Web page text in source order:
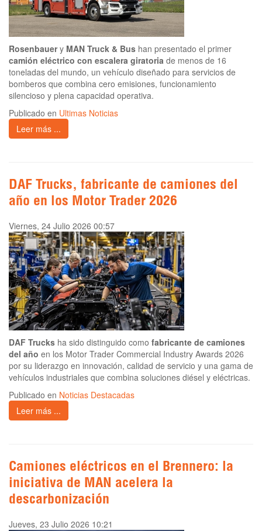
Rosenbauery MAN Truck & Bus han presentado el primer
camión eléctrico con escalera giratoria de menos de 16
toneladas del mundo, un vehículo diseñado para servicios de
bomberos que combina cero emisiones, funcionamiento
silencioso y plena capacidad operativa.
Publicado en Ultimas Noticias
Leer más ...
DAF Trucks, fabricante de camiones del
año en los Motor Trader 2026
Viernes, 24 Julio 2026 00:57
DAF Trucks ha sido distinguido como fabricante de camiones
del año en los Motor Trader Commercial Industry Awards 2026
por su liderazgo en innovación, calidad de servicio y una gama de
vehículos industriales que combina soluciones diésel y eléctricas.
Publicado en Noticias Destacadas
Leer más ...
Camiones eléctricos en el Brennero: la
iniciativa de MAN acelera la
descarbonización
Jueves, 23 Julio 2026 10:21